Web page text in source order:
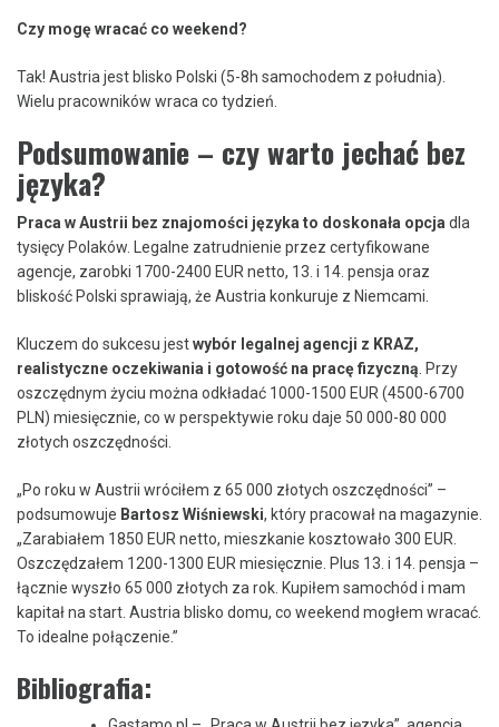
Czy mogę wracać co weekend?
Tak! Austria jest blisko Polski (5-8h samochodem z południa).
Wielu pracowników wraca co tydzień.
Podsumowanie – czy warto jechać bez
języka?
Praca w Austrii bez znajomości języka to doskonała opcjadla
tysięcy Polaków. Legalne zatrudnienie przez certyfikowane
agencje, zarobki 1700-2400 EUR netto, 13. i 14. pensja oraz
bliskość Polski sprawiają, że Austria konkuruje z Niemcami.
Kluczem do sukcesu jestwybór legalnej agencji z KRAZ,
realistyczne oczekiwania i gotowość na pracę fizyczną. Przy
oszczędnym życiu można odkładać 1000-1500 EUR (4500-6700
PLN) miesięcznie, co w perspektywie roku daje 50 000-80 000
złotych oszczędności.
„Po roku w Austrii wróciłem z 65 000 złotych oszczędności” –
podsumowuje Bartosz Wiśniewski, który pracował na magazynie.
„Zarabiałem 1850 EUR netto, mieszkanie kosztowało 300 EUR.
Oszczędzałem 1200-1300 EUR miesięcznie. Plus 13. i 14. pensja –
łącznie wyszło 65 000 złotych za rok. Kupiłem samochód i mam
kapitał na start. Austria blisko domu, co weekend mogłem wracać.
To idealne połączenie.”
Bibliografia: